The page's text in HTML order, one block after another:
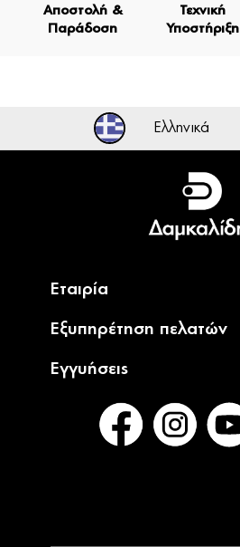
Αποστολή &
Παράδοση
Τεχνική
Υποστήριξη
Ελληνικά
Ελληνικά
English
Εταιρία
Εξυπηρέτηση πελατών
Εγγυήσεις